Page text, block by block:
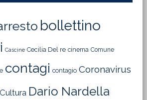
bollettino
Cascine Cecilia Del re cinema Comune
contagi contagio Coronavirus
Cultura Dario Nardella